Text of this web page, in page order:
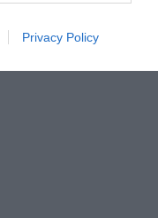
Privacy Policy